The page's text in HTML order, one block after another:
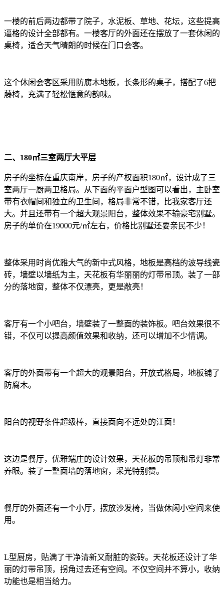
一楼的前后两边都带了院子，水泥板、草地、花坛，这些提高
逼格的设计全部都有。一楼客厅的外面还在摆放了一套休闲的
桌椅，适合天气晴朗的时候在门口会客。
这个休闲会客区采用防腐木地板，长条形的桌子，搭配了6把
藤椅，充满了轻松惬意的韵味。
二、180㎡三室两厅大平层
房子的坐标在重庆南岸，房子的产权面积180㎡，设计成了三
室两厅一厨两卫格局。从下面的平面户型图可以看出，主卧室
带有衣帽间和独立的卫生间，格局非常不错，比我家客厅还
大。并且还带有一个超大观景阳台，整体效果不输豪宅别墅。
房子的单价在19000元/㎡左右，价格比别墅还要亲民不少！
整体采用时尚优雅大气的新中式风格，地板是高档的波导线瓷
砖，墙壁以墙纸为主，天花板有华丽丽的灯带吊顶。装了一部
分的落地窗，整体不仅漂亮，更是敞亮！
客厅有一个小吧台，墙壁装了一整面的装饰板。吧台效果很不
错，不仅可以提高颜值效果和收纳，还可以增加不少情调。
客厅的外面带有一个超大的观景阳台，开放式格局，地板铺了
防腐木。
阳台的视野条件超级棒，直接面向不远处的江面！
这边是餐厅，优雅端庄的设计效果，天花板的吊顶和吊灯非常
养眼。装了一整面墙的落地窗，采光特别赞。
餐厅的外面还有一个小厅，摆放沙发椅，当做休闲小空间来使
用。
L型厨房，贴满了干净清新又耐脏的瓷砖。天花板还设计了华
丽的灯带吊顶，拐角过去还有空间。不仅空间并不算小，收纳
功能也是相当给力。